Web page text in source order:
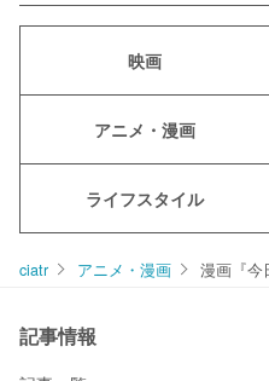
映画
アニメ・漫画
ライフスタイル
ciatr アニメ・漫画 漫画『今
記事情報